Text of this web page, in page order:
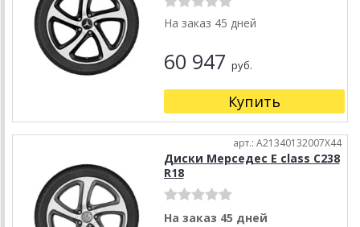
На заказ 45 дней
60 947 руб.
Купить
арт.: A21340132007X44
Диски Мерседес E class C238
R18
На заказ 45 дней